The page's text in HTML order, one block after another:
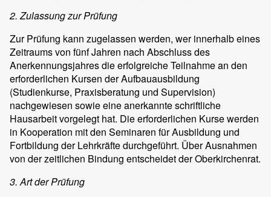
2. Zulassung zur Prüfung
Zur Prüfung kann zugelassen werden, wer innerhalb eines
Zeitraums von fünf Jahren nach Abschluss des
Anerkennungsjahres die erfolgreiche Teilnahme an den
erforderlichen Kursen der Aufbauausbildung
(Studienkurse, Praxisberatung und Supervision)
nachgewiesen sowie eine anerkannte schriftliche
Hausarbeit vorgelegt hat. Die erforderlichen Kurse werden
in Kooperation mit den Seminaren für Ausbildung und
Fortbildung der Lehrkräfte durchgeführt. Über Ausnahmen
von der zeitlichen Bindung entscheidet der Oberkirchenrat.
3. Art der Prüfung